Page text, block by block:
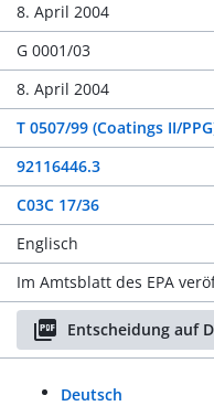
8. April 2004
G 0001/03
8. April 2004
T 0507/99 (Coatings II/
92116446.3
C03C 17/36
Englisch
Im Amtsblatt des EPA
Entscheidung auf
Deutsch